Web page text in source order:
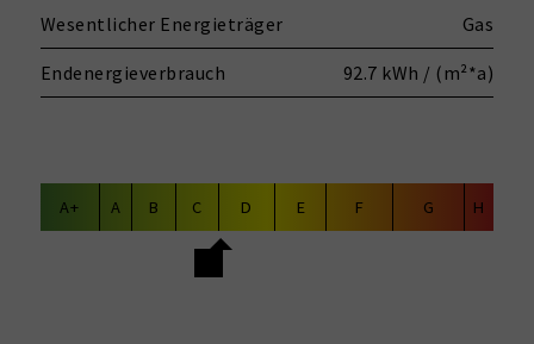
Wesentlicher Energieträger Gas
Endenergieverbrauch 92.7 kWh / (m²*a)
A+ A B C D E F G H